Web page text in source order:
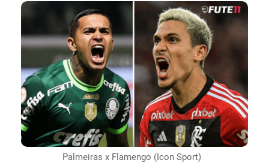
Palmeiras x Flamengo (Icon Sport)